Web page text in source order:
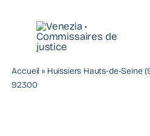
contenu
Accueil » Huissiers Hauts-de-Seine
92300